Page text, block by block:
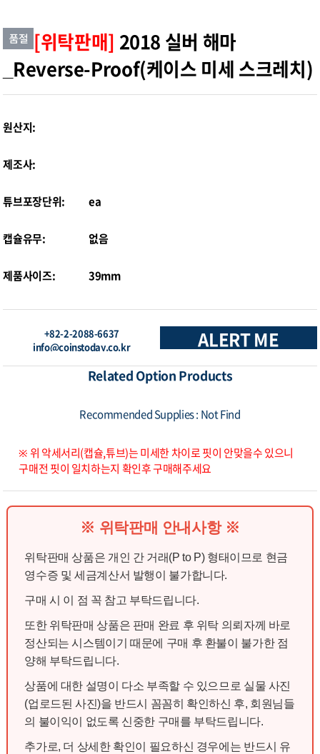
[위탁판매] 2018 실버 해마
_Reverse-Proof(케이스 미세 스크레치)
원산지:
제조사:
튜브포장단위:
캡슐유무:
제품사이즈:
ea
없음
39mm
+82-2-2088-6637
info@coinstoday.co.kr
ALERT ME
Related Option Products
Recommended Supplies : Not Find
※ 위 악세서리(캡슐,튜브)는 미세한 차이로 핏이 안맞을수 있으니
구매전 핏이 일치하는지 확인후 구매해주세요
※ 위탁판매 안내사항 ※
위탁판매 상품은 개인 간 거래(P to P) 형태이므로 현금
영수증 및 세금계산서 발행이 불가합니다.
구매 시 이 점 꼭 참고 부탁드립니다.
또한 위탁판매 상품은 판매 완료 후 위탁 의뢰자께 바로
정산되는 시스템이기 때문에 구매 후 환불이 불가한 점
양해 부탁드립니다.
상품에 대한 설명이 다소 부족할 수 있으므로 실물 사진
(업로드된 사진)을 반드시 꼼꼼히 확인하신 후, 회원님들
의 불이익이 없도록 신중한 구매를 부탁드립니다.
추가로, 더 상세한 확인이 필요하신 경우에는 반드시 유